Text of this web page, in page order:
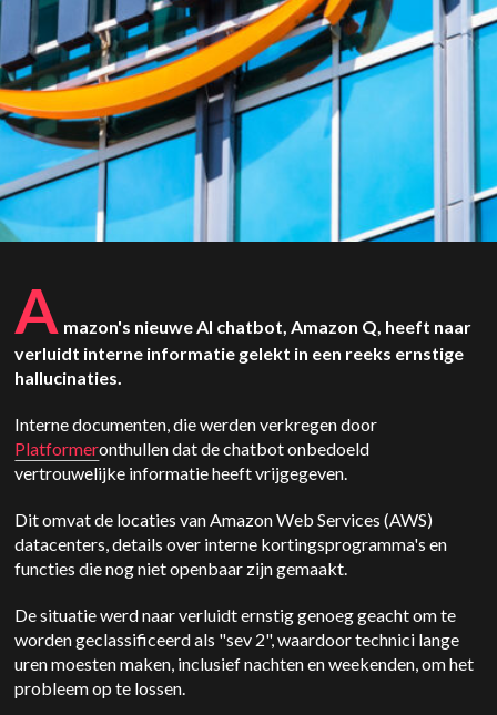
A mazon's nieuwe AI chatbot, Amazon Q, heeft naar
verluidt interne informatie gelekt in een reeks ernstige
hallucinaties.
Interne documenten, die werden verkregen door
Platformeronthullen dat de chatbot onbedoeld
vertrouwelijke informatie heeft vrijgegeven.
Dit omvat de locaties van Amazon Web Services (AWS)
datacenters, details over interne kortingsprogramma's en
functies die nog niet openbaar zijn gemaakt.
De situatie werd naar verluidt ernstig genoeg geacht om te
worden geclassificeerd als "sev 2", waardoor technici lange
uren moesten maken, inclusief nachten en weekenden, om het
probleem op te lossen.